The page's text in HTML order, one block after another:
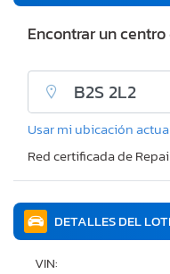
DETALLES DEL
VIN:
Encontrar un
Usar mi ubicación
Red certificada de